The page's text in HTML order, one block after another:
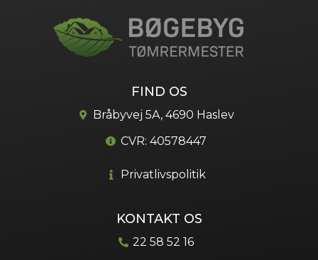
FIND OS
Bråbyvej 5A, 4690 Haslev
CVR: 40578447
Privatlivspolitik
KONTAKT OS
22 58 52 16